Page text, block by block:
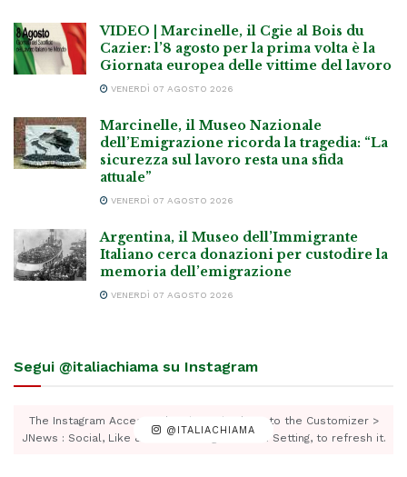
VIDEO | Marcinelle, il Cgie al Bois du
Cazier: l’8 agosto per la prima volta è la
Giornata europea delle vittime del lavoro
VENERDÌ 07 AGOSTO 2026
Marcinelle, il Museo Nazionale
dell’Emigrazione ricorda la tragedia: “La
sicurezza sul lavoro resta una sfida
attuale”
VENERDÌ 07 AGOSTO 2026
Argentina, il Museo dell’Immigrante
Italiano cerca donazioni per custodire la
memoria dell’emigrazione
VENERDÌ 07 AGOSTO 2026
Segui @italiachiama su Instagram
@ITALIACHIAMA
The Instagram Access Token is expired, Go to the Customizer >
JNews : Social, Like & View > Instagram Feed Setting, to refresh it.